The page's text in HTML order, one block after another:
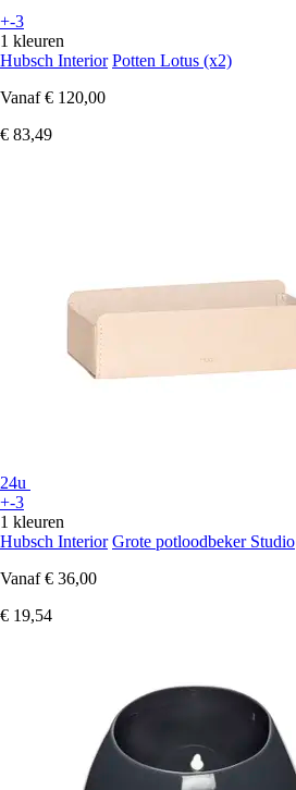
+-3
1 kleuren
Hubsch Interior Potten Lotus (x2)
Vanaf € 120,00
€ 83,49
24u
+-3
1 kleuren
Hubsch Interior Grote potloodbeker Studio
Vanaf € 36,00
€ 19,54